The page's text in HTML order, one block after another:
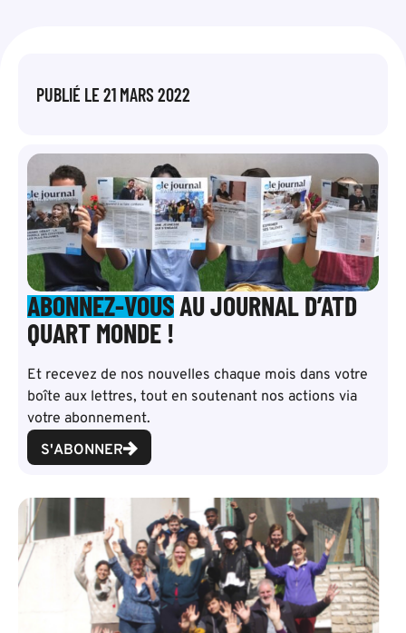
PUBLIÉ LE 21 MARS 2022
ABONNEZ-VOUSAU JOURNAL D’ATD
QUART MONDE !
Et recevez de nos nouvelles chaque mois dans votre
boîte aux lettres, tout en soutenant nos actions via
votre abonnement.
S'ABONNER